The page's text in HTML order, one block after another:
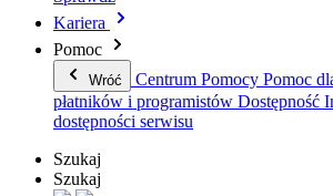
Kariera
Pomoc
Wróć Centrum Pomocy Pomoc
płatników i programistów Dostępność
dostępności serwisu
Szukaj
Szukaj